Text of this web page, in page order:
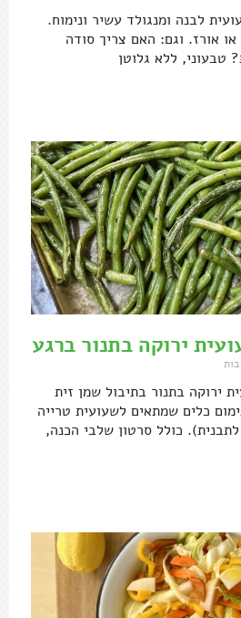
לבנה ומנגולד עשיר ונימוח.
אורז. וגם: האם צריך סודה
טבעוני, ללא גלוטן
ירוקה בתנור ברגע
ירוקה בתנור בתיבול שמן זית
כלים שמתאים לשעועית טרייה
כולל סרטון שלבי הכנה,